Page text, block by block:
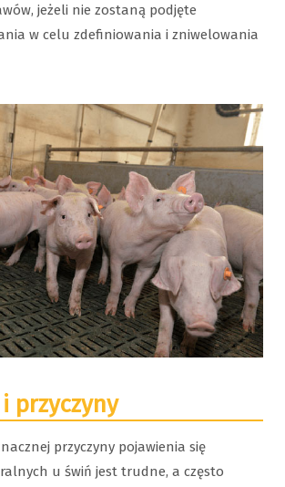
jeżeli nie zostaną podjęte
w celu zdefiniowania i zniwelowania
przyczyny
przyczyny pojawienia się
u świń jest trudne, a często